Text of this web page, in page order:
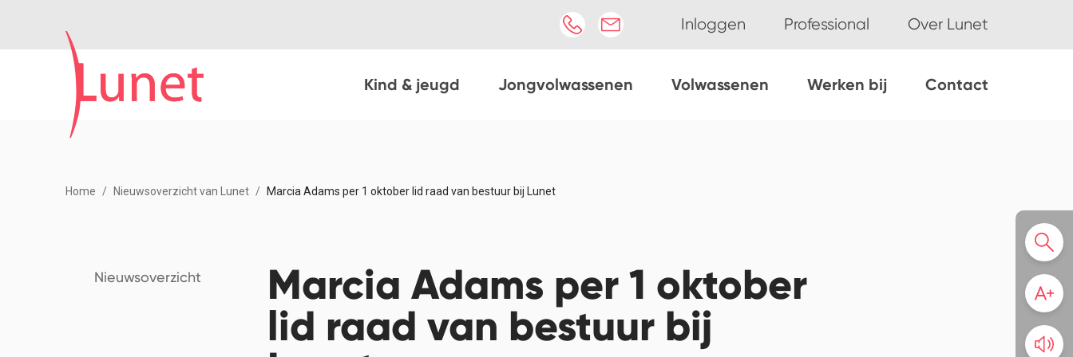
Inloggen Professional Over Lunet
Kind & jeugd Jongvolwassenen Volwassenen Werken bij Contact
Home Nieuwsoverzicht van Lunet Marcia Adams per 1 oktober lid raad van bestuur bij Lunet
Nieuwsoverzicht
Marcia Adams per 1 oktober
lid raad van bestuur bij